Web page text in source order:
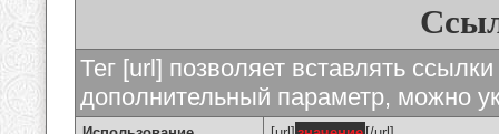
Тег [url] позволяет вставлять
дополнительный параметр, можно